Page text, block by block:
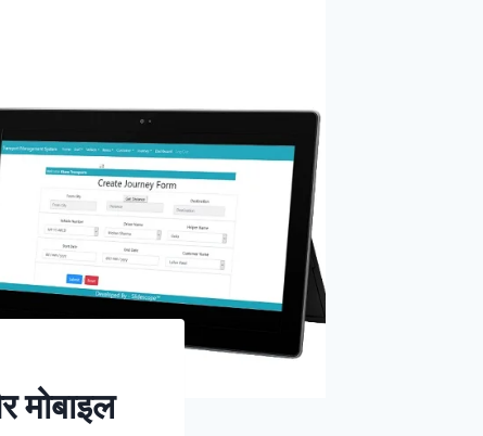
मोबाइल